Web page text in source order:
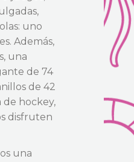
uno
Además,
una
de 74
de 42
de hockey,
disfruten
una